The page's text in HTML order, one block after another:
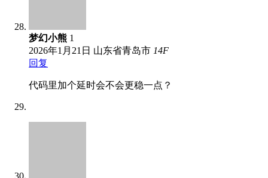
梦幻小熊 1
2026年1月21日 山东省青岛市 14F
回复
代码里加个延时会不会更稳一点？